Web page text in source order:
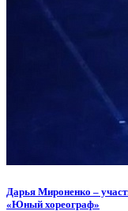
Дарья Мироненко –
«Юный хореограф»